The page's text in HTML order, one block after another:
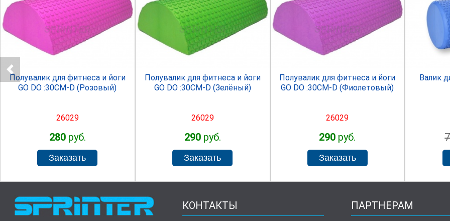
SPRINTER
Полувалик для фитнеса и йоги
GO DO :30СМ-D (Розовый)
26029
280руб.
SPRINTER
Полувалик для фитнеса и йоги
GO DO :30СМ-D (Зелёный)
26029
290руб.
SPRINTER
Полувалик для фитнеса и йоги
GO DO :30СМ-D (Фиолетовый)
26029
290 руб.
Валик
КОНТАКТЫ ПАРТНЕРАМ